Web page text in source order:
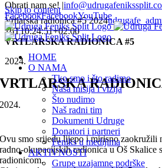
Skip to content
Obrati nam se! |
FacebookFacebookYouTube
HOME
O NAMA
Tko smo i što radimo
Naša misija i vizija
Što nudimo
Naš radni tim
Dokumenti Udruge
Donatori i partneri
Feniks u medijima
AKTIVNOSTI
Grupe uzajamne podrške
Vrtlarska radionica #5 2024
16T10:24:51+02:00
VRTLARSKA RADIONICA #5
2024.
VRTLARSKA
2024.
Ovu smo srijedu lijepo i mirisno zaokružili
radno-okupacijskih radionica u Oš Skalice
radionicom.